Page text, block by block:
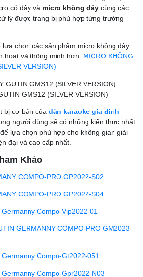
có dây và micro không dây cùng các
lý được trang bị phù hợp từng trường
lựa chọn các sản phẩm micro không dây
hoạt và thông minh hơn :MICRO KHÔNG
VERSION)
GMS12 (SILVER VERSION)
bị cơ bản của dàn karaoke gia đình
người dùng sẽ có những kiến thức nhất
lựa chọn phù hợp cho không gian giải
đại và cao cấp nhất.
Khảo
COMPO-PRO GP2022-S02
COMPO-PRO GP2022-S04
Compo-Vip2022-01
GERMANNY COMPO-PRO GM2023-
Compo-Gt2022-051
Compo-Gpr2022-N03